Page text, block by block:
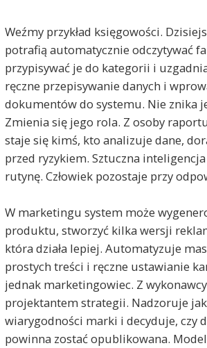
Weźmy przykład księgowości.
potrafią automatycznie odczytywać
przypisywać je do kategorii i
ręczne przepisywanie danych i
dokumentów do systemu. Nie znika
Zmienia się jego rola. Z osoby
staje się kimś, kto analizuje dane,
przed ryzykiem. Sztuczna
rutynę. Człowiek pozostaje przy
W marketingu system może
produktu, stworzyć kilka wersji
która działa lepiej. Automatyzuje
prostych treści i ręczne ustawianie
jednak marketingowiec. Z
projektantem strategii. Nadzoruje
wiarygodności marki i decyduje, czy
powinna zostać opublikowana.